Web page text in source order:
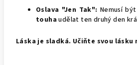
Oslava "Jen Tak": Nemusí
touha udělat ten druhý den
Láska je sladká. Učiňte svou